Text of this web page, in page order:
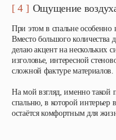
[ 4 ] Ощущение
При этом в спальне особенно
Вместо большого количества
делаю акцент на нескольких
изголовье, интересной
сложной фактуре материалов.
На мой взгляд, именно такой
спальню, в которой интерьер
остаётся комфортным для